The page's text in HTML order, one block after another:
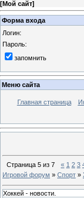
[Мой сайт]
Форма входа
Логин:
Пароль:
запомнить
Меню сайта
Главная страница
Страница 5 из 7 « 1 2 3
Игровой форум » Спорт »
Хоккей - новости.